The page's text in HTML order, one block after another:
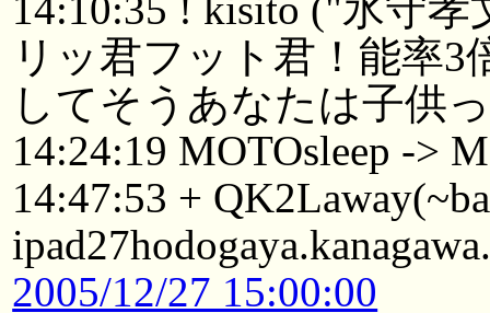
リッ君フット君！能率
してそうあなたは子供
14:24:19 MOTOsleep ->
14:47:53 +
2005/12/27 15:00:00